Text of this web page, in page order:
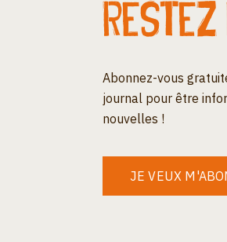
Abonnez-vous
journal pour être
nouvelles !
JE VEUX